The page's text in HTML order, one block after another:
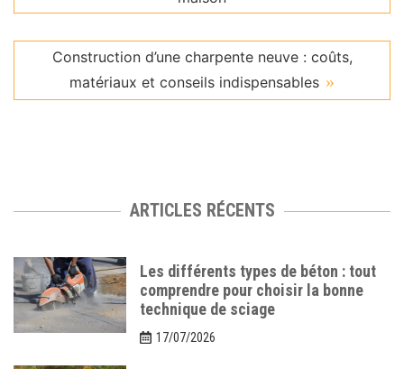
Construction d’une charpente neuve : coûts,
matériaux et conseils indispensables
ARTICLES RÉCENTS
Les différents types de béton : tout
comprendre pour choisir la bonne
technique de sciage
17/07/2026